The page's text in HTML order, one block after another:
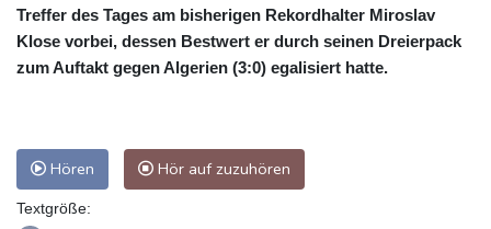
Treffer des Tages am bisherigen Rekordhalter Miroslav
Klose vorbei, dessen Bestwert er durch seinen Dreierpack
zum Auftakt gegen Algerien (3:0) egalisiert hatte.
Hören Hör auf zuzuhören
Textgröße: